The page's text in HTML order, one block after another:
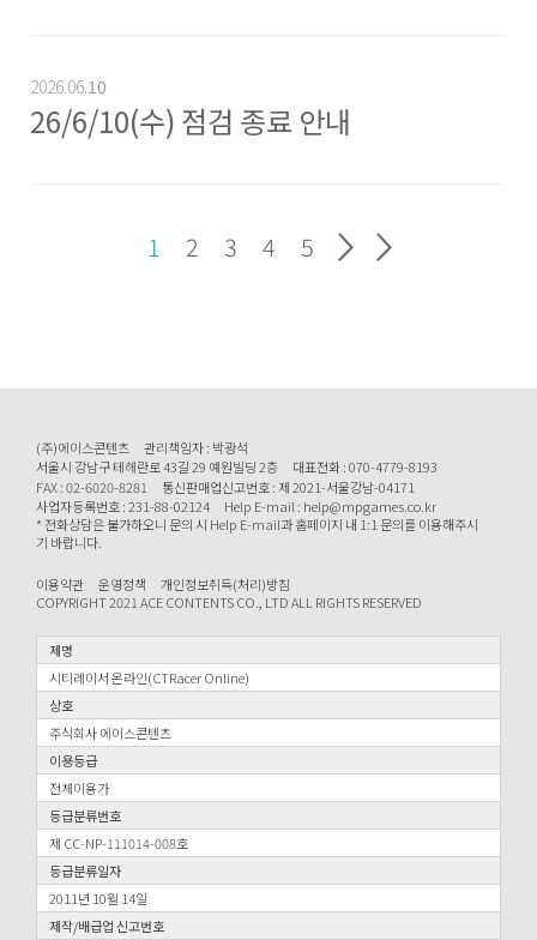
10
2026.06.
26/6/10(수) 점검 종료 안내
1 2 3 4 5
(주)에이스콘텐츠
관리책임자 : 박광석
서울시 강남구 테헤란로 43길 29 예원빌딩 2층
대표전화 : 070-4779-8193
FAX : 02-6020-8281
통신판매업신고번호 : 제 2021-서울강남-04171
사업자등록번호 : 231-88-02124
Help E-mail : help@mpgames.co.kr
* 전화상담은 불가하오니 문의 시 Help E-mail과 홈페이지 내 1:1 문의를 이용해주시
기 바랍니다.
이용약관 운영정책
개인정보취득(처리)방침
COPYRIGHT 2021 ACE CONTENTS CO., LTD ALL RIGHTS RESERVED
제명
시티레이서 온라인(CTRacer Online)
상호
주식회사 에이스콘텐츠
이용등급
전체이용가
등급분류번호
제 CC-NP-111014-008호
등급분류일자
2011년 10월 14일
제작/배급업 신고번호